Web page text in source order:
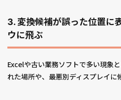
3. 変換候補が誤った位置に
ウに飛ぶ
Excelや古い業務ソフトで多い現象
れた場所や、最悪別ディスプレイに